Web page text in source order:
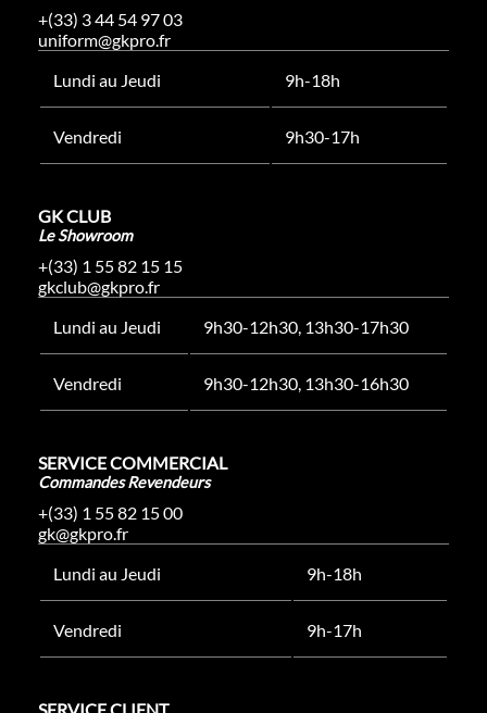
+(33) 3 44 54 97 03
uniform@gkpro.fr
Lundi au Jeudi
9h-18h
Vendredi 9h30-17h
GK CLUB
Le Showroom
+(33) 1 55 82 15 15
gkclub@gkpro.fr
Lundi au Jeudi
9h30-12h30, 13h30-17h30
Vendredi 9h30-12h30, 13h30-16h30
SERVICE COMMERCIAL
Commandes Revendeurs
+(33) 1 55 82 15 00
gk@gkpro.fr
Lundi au Jeudi
9h-18h
Vendredi 9h-17h